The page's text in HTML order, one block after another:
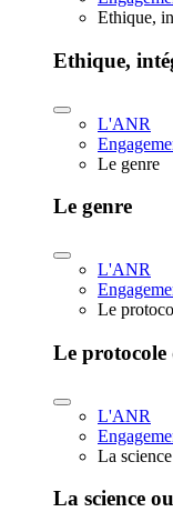
Ethique,
Ethique,
L'ANR
Le genre
Le genre
L'ANR
Le
Le protocole
L'ANR
La
La science